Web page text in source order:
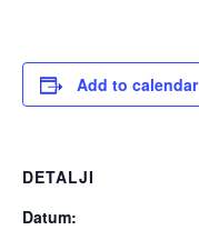
Add to calendar
DETALJI
Datum: